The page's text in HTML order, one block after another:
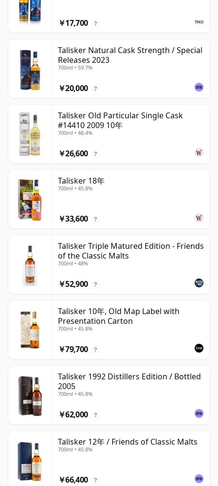
￥17,700 ?
Talisker Natural Cask Strength / Special
Releases 2023
700ml • 59.7%
￥20,000 ?
Talisker Old Particular Single Cask
#14410 2009 10年
700ml • 48.4%
￥26,600 ?
Talisker 18年
700ml • 45.8%
￥33,600 ?
Talisker Triple Matured Edition - Friends
of the Classic Malts
700ml • 48%
￥52,900 ?
Talisker 10年, Old Map Label with
Presentation Carton
700ml • 45.8%
￥79,700 ?
Talisker 1992 Distillers Edition / Bottled
2005
700ml • 45.8%
￥62,000 ?
Talisker 12年 / Friends of Classic Malts
700ml • 45.8%
￥66,400 ?